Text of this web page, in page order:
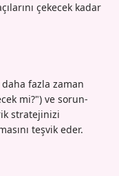
çekecek kadar
fazla zaman
mi?") ve sorun-
stratejinizi
teşvik eder.